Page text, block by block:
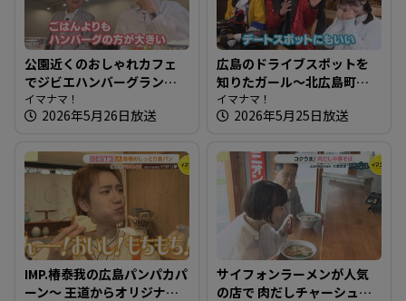
公園近くのおしゃれカフェ
でジビエハンバーグランチ
～ドットコミュ 都町公園前
食堂【たまにはそとラン
イマナマ！
2026年5月26日放送
広島のドライブスポットを
知りたガール～北広島町編
【街ネタ！知りたガール】
イマナマ！
2026年5月25日放送
IMP.椿泰我の広島パンパカパ
ーン～ 王道からオリジナル
サイフォンラーメンが人気
の店で 肉だしチャーシュー